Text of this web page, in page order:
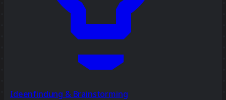
Ideenfindung & Brainstorming